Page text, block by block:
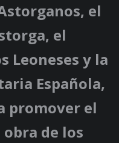
el
el
Leoneses y la
Española,
promover el
de los